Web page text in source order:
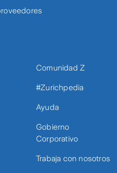
Comunidad Z
#Zurichpedia
Ayuda
Gobierno
Corporativo
Trabaja con nosotros